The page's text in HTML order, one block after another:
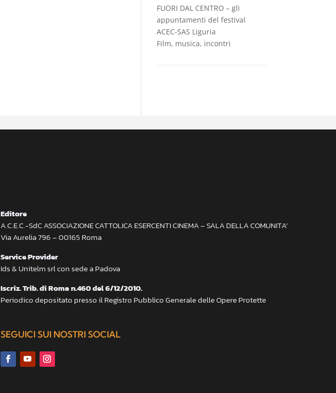
FUORI DAL CENTRO – gli
appuntamenti del festival
ACEC-SAS Liguria
Film, musica, incontri
Editore
A.C.E.C.-SdC ASSOCIAZIONE CATTOLICA ESERCENTI CINEMA – SALA DELLA COMUNITA’
Via Aurelia 796 – 00165 Roma
Service Provider
Ids & Unitelm srl con sede a Padova
Iscriz. Trib. di Roma n.460 del 6/12/2010.
Periodico depositato presso il Registro Pubblico Generale delle Opere Protette
SEGUICI SUI NOSTRI SOCIAL